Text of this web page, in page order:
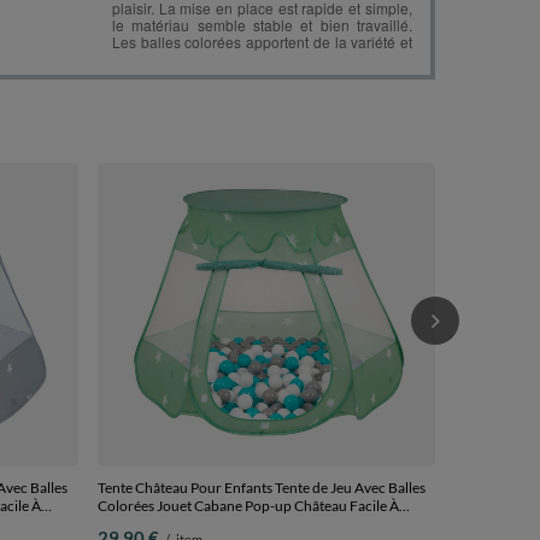
Balles
À
Tente Château Pour Enfants Tente de Jeu Avec Balles
Colorées Jouet Cabane Pop-up Château Facile À